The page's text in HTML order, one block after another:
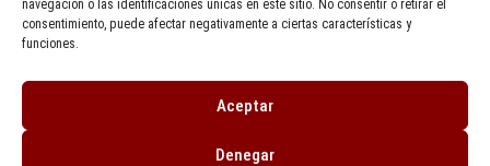
navegación o las identificaciones únicas en este sitio. No consentir o retirar el
consentimiento, puede afectar negativamente a ciertas características y
funciones.
Aceptar
Denegar